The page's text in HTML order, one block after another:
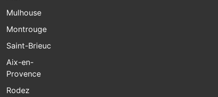
Mulhouse
Montrouge
Saint-Brieuc
Aix-en-
Provence
Rodez